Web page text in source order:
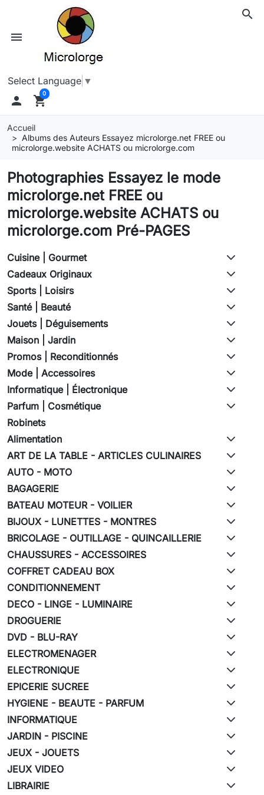
search
menu
Select Language ▼
 shopping_cart
0
Accueil
Albums des Auteurs Essayez microlorge.net FREE ou
microlorge.website ACHATS ou microlorge.com
Photographies Essayez le mode
microlorge.net FREE ou
microlorge.website ACHATS ou
microlorge.com Pré-PAGES
Cuisine | Gourmet
Cadeaux Originaux
Sports | Loisirs
Santé | Beauté
Jouets | Déguisements
Maison | Jardin
Promos | Reconditionnés
Mode | Accessoires
Informatique | Électronique
Parfum | Cosmétique
Robinets
Alimentation
ART DE LA TABLE - ARTICLES CULINAIRES
AUTO - MOTO
BAGAGERIE
BATEAU MOTEUR - VOILIER
BIJOUX - LUNETTES - MONTRES
BRICOLAGE - OUTILLAGE - QUINCAILLERIE
CHAUSSURES - ACCESSOIRES
COFFRET CADEAU BOX
CONDITIONNEMENT
DECO - LINGE - LUMINAIRE
DROGUERIE
DVD - BLU-RAY
ELECTROMENAGER
ELECTRONIQUE
EPICERIE SUCREE
HYGIENE - BEAUTE - PARFUM
INFORMATIQUE
JARDIN - PISCINE
JEUX - JOUETS
JEUX VIDEO
LIBRAIRIE